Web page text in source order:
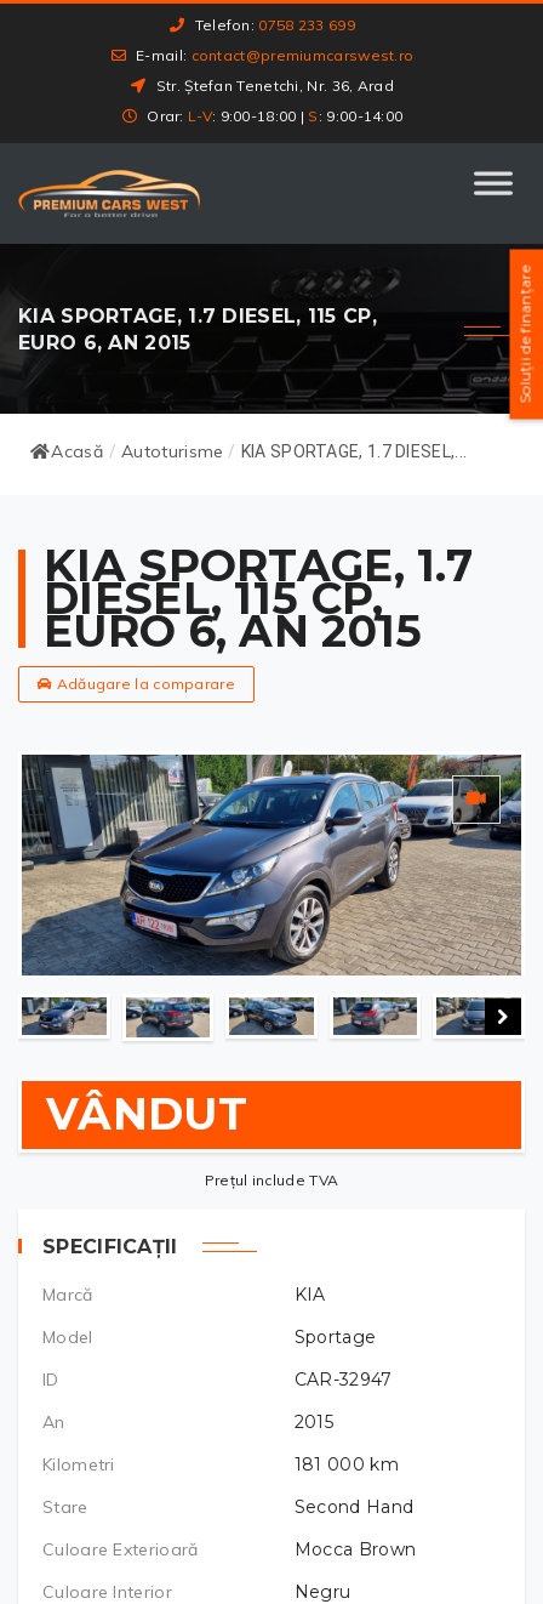
Telefon: 0758 233 699
E-mail: contact@premiumcarswest.ro
Str. Ștefan Tenetchi, Nr. 36, Arad
Orar: L-V: 9:00-18:00 | S : 9:00-14:00
KIA SPORTAGE, 1.7 DIESEL, 115 CP,
EURO 6, AN 2015
Acasă / Autoturisme / KIA SPORTAGE, 1.7 DIESEL,...
KIA SPORTAGE, 1.7
DIESEL, 115 CP,
EURO 6, AN 2015
Adăugare la comparare
VÂNDUT
Prețul include TVA
SPECIFICAȚII
Marcă
KIA
Model
Sportage
ID
CAR-32947
An
2015
Kilometri
181 000 km
Stare
Second Hand
Culoare Exterioară
Mocca Brown
Culoare Interior
Negru
Soluții de finanțare